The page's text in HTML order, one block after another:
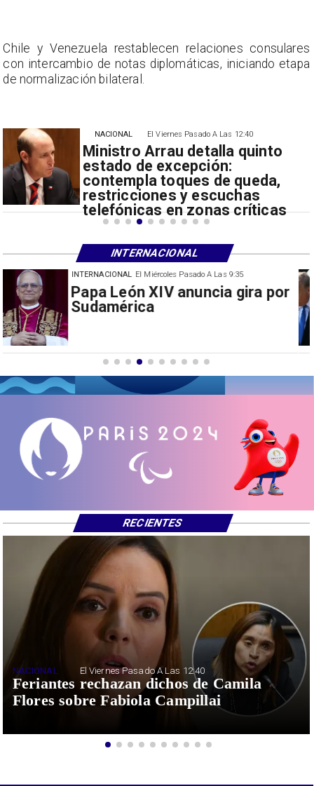
El Miércoles Pasado A Las 9:35
China restringe exportación de
drones a EEUU y sanciona
INTERNACIONAL
El Viernes Pasado A Las 12:40
Ministro Arrau detalla quinto
estado de excepción:
contempla toques de queda,
restricciones y escuchas
telefónicas en zonas críticas
NACIONAL
Chile y Venezuela restablecen relaciones consulares
con intercambio de notas diplomáticas, iniciando etapa
de normalización bilateral.
INTERNACIONAL
Feriantes rechazan dichos de Camila
Flores sobre Fabiola Campillai
NACIONAL El Viernes Pasado A Las 12:40
RECIENTES